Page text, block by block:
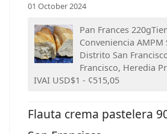
01 October 2024
Pan Frances
Conveniencia AMPM
Distrito San
Francisco, Heredia
IVAI USD$1 - ¢515,05
Flauta crema pastelera